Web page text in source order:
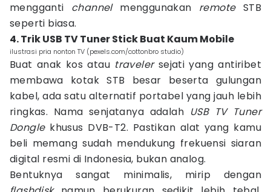
mengganti channelmenggunakan remoteSTB
seperti biasa.
4. Trik USB TV Tuner Stick Buat Kaum Mobile
ilustrasi pria nonton TV (pexels.com/cottonbro studio)
Buat anak kos atau travelersejati yang antiribet
membawa kotak STB besar beserta gulungan
kabel, ada satu alternatif portabel yang jauh lebih
ringkas. Nama senjatanya adalah USB TV Tuner
Donglekhusus DVB-T2. Pastikan alat yang kamu
beli memang sudah mendukung frekuensi siaran
digital resmi di Indonesia, bukan analog.
Bentuknya sangat minimalis, mirip dengan